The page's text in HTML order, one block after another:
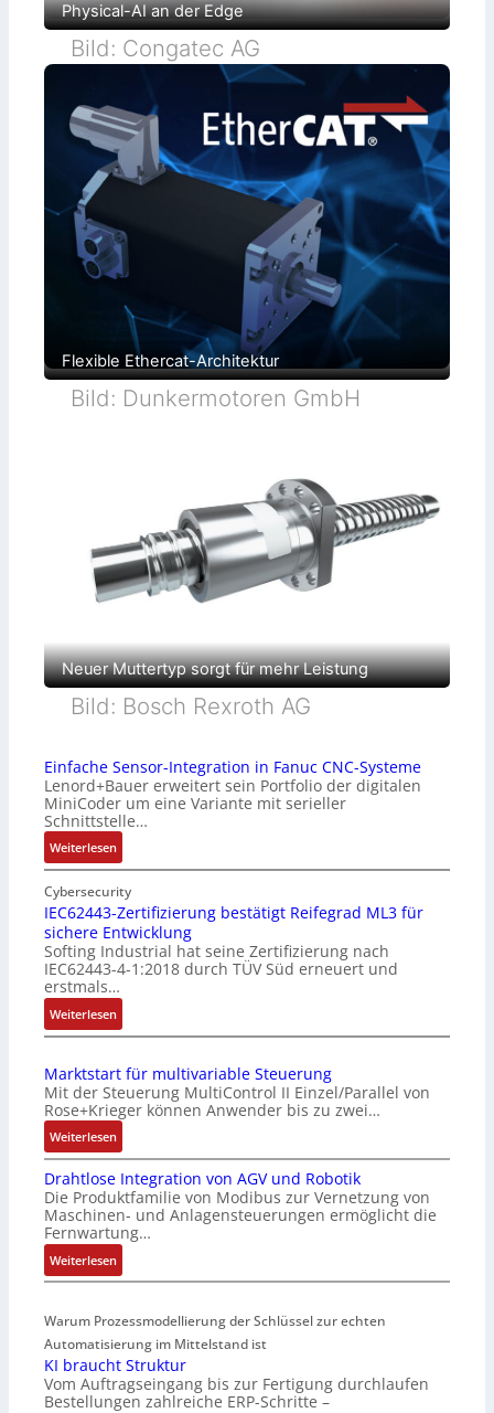
Physical-AI an der Edge
Bild: Congatec AG
Flexible Ethercat-Architektur
Bild: Dunkermotoren GmbH
Neuer Muttertyp sorgt für mehr Leistung
Bild: Bosch Rexroth AG
Einfache Sensor-Integration in Fanuc CNC-Systeme
Lenord+Bauer erweitert sein Portfolio der digitalen
MiniCoder um eine Variante mit serieller
Schnittstelle…
Weiterlesen:
E
i
n
f
a
c
h
e
S
n
s
o
r
-
n
t
e
g
r
t
i
o
n
Cybersecurity
IEC62443-Zertifizierung bestätigt Reifegrad ML3 für
sichere Entwicklung
Softing Industrial hat seine Zertifizierung nach
IEC62443-4-1:2018 durch TÜV Süd erneuert und
erstmals…
Weiterlesen:
I
C
6
2
4
4
-
Z
e
r
t
f
i
z
i
Marktstart für multivariable Steuerung
Mit der Steuerung MultiControl II Einzel/Parallel von
Rose+Krieger können Anwender bis zu zwei…
Weiterlesen:
M
a
r
k
t
s
t
r
t
f
ü
r
Drahtlose Integration von AGV und Robotik
Die Produktfamilie von Modibus zur Vernetzung von
Maschinen- und Anlagensteuerungen ermöglicht die
Fernwartung…
Weiterlesen:
D
a
h
t
l
o
Warum Prozessmodellierung der Schlüssel zur echten
Automatisierung im Mittelstand ist
KI braucht Struktur
Vom Auftragseingang bis zur Fertigung durchlaufen
Bestellungen zahlreiche ERP-Schritte –